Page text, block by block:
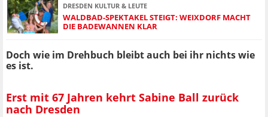
DRESDEN KULTUR & LEUTE
WALDBAD-SPEKTAKEL STEIGT: WEIXDORF MACHT
DIE BADEWANNEN KLAR
Doch wie im Drehbuch bleibt auch bei ihr nichts wie
es ist.
Erst mit 67 Jahren kehrt Sabine Ball zurück
nach Dresden